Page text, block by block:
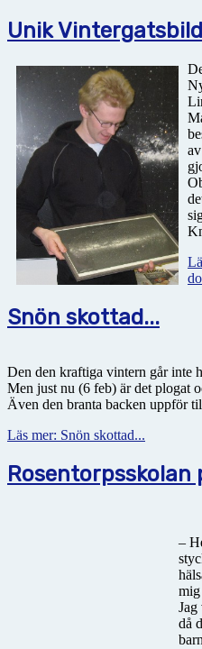
Unik
Snön skottad...
Den den kraftiga vintern går inte
Men just nu (6 feb) är det plogat
Även den branta backen uppför
Läs mer: Snön skottad...
Rosentorpsskolan
–
mig
Jag
då